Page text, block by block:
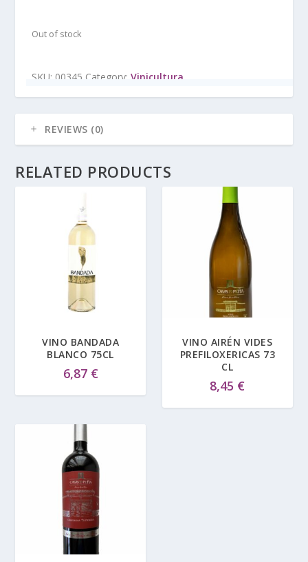
Out of stock
SKU: 00345 Category:Vinicultura
REVIEWS (0)
RELATED PRODUCTS
VINO BANDADA
BLANCO 75CL
6,87 €
VINO AIRÉN VIDES
PREFILOXERICAS 73
CL
8,45 €